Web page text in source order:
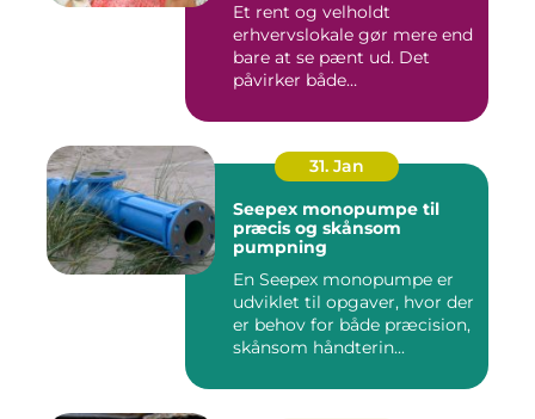
Et rent og velholdt
erhvervslokale gør mere end
bare at se pænt ud. Det
påvirker både
31. Jan
Seepex monopumpe til
præcis og skånsom
pumpning
En Seepex monopumpe er
udviklet til opgaver, hvor der
er behov for både præcision,
skånsom håndterin...